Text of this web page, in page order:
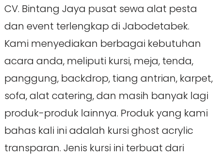
CV. Bintang Jaya pusat sewa alat pesta
dan event terlengkap di Jabodetabek.
Kami menyediakan berbagai kebutuhan
acara anda, meliputi kursi, meja, tenda,
panggung, backdrop, tiang antrian, karpet,
sofa, alat catering, dan masih banyak lagi
produk-produk lainnya. Produk yang kami
bahas kali ini adalah kursi ghost acrylic
transparan. Jenis kursi ini terbuat dari